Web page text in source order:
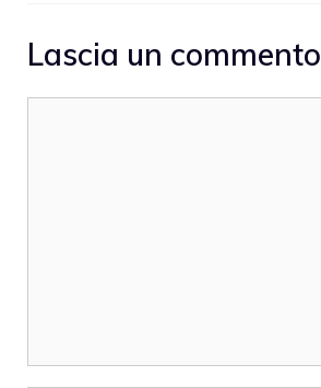
Lascia un commento